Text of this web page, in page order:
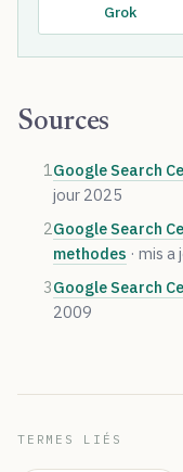
Grok
Sources
1Google Search
jour 2025
2Google Search
methodes · mis
3Google Search
2009
TERMES LIÉS